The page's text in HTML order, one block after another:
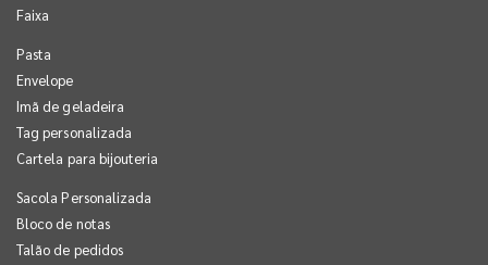
Faixa
Pasta
Envelope
Imã de geladeira
Tag personalizada
Cartela para bijouteria
Sacola Personalizada
Bloco de notas
Talão de pedidos